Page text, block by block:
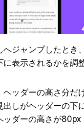
へジャンプしたとき
に表示されるかを調
ヘッダーの高さ分だ
出しがヘッダーの下
ッダーの高さが80px